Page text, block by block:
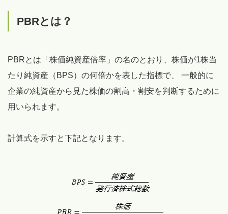
PBRとは？
PBRとは「株価純資産倍率」の名のとおり、株価が1株当
たり純資産（BPS）の何倍かを表した指標で、 一般的に
企業の純資産から見た株価の割高・割安を判断するために
用いられます。
計算式を示すと下記となります。